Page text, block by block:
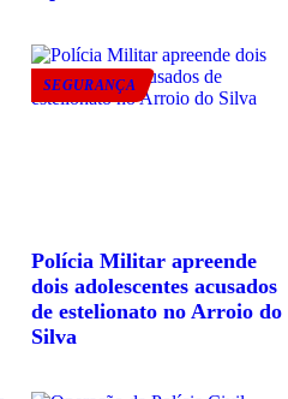
SEGURANÇA
Polícia Militar apreende
dois adolescentes acusados
de estelionato no Arroio do
Silva